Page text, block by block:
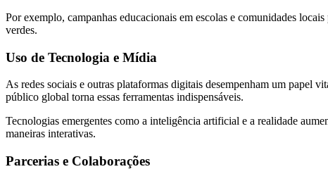
Por exemplo, campanhas educacionais em escolas e comunidades
verdes.
Uso de Tecnologia e Mídia
As redes sociais e outras plataformas digitais desempenham um papel
público global torna essas ferramentas indispensáveis.
Tecnologias emergentes como a inteligência artificial e a realidade
maneiras interativas.
Parcerias e Colaborações